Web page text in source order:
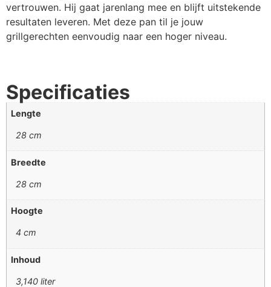
vertrouwen. Hij gaat jarenlang mee en blijft uitstekende
resultaten leveren. Met deze pan til je jouw
grillgerechten eenvoudig naar een hoger niveau.
Specificaties
Lengte
28 cm
Breedte
28 cm
Hoogte
4 cm
Inhoud
3,140 liter